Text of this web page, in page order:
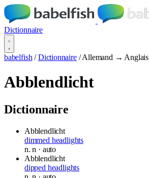
Dictionnaire
babelfish / Dictionnaire / Allemand → Anglais
Abblendlicht
Dictionnaire
Abblendlicht
dimmed headlights
n.n · auto
Abblendlicht
dipped headlights